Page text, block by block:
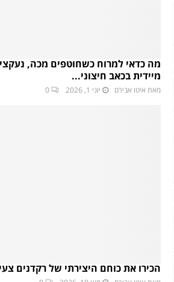
מה כדאי למרוח כשחוטפים מכה,
מיידית בכאב חיצוני...
מאת איטו אבירם יוני 1, 2026 0
הכירו את כוחם היצירתי של רקדנים